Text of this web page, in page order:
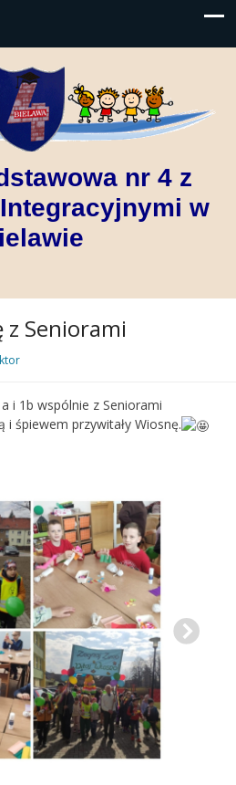
nr 4 z
w
Seniorami
i 1b wspólnie z Seniorami
i śpiewem przywitały Wiosnę.